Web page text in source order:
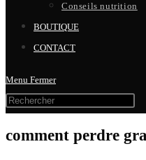
Conseils nutrition
BOUTIQUE
CONTACT
Menu Fermer
comment perdre